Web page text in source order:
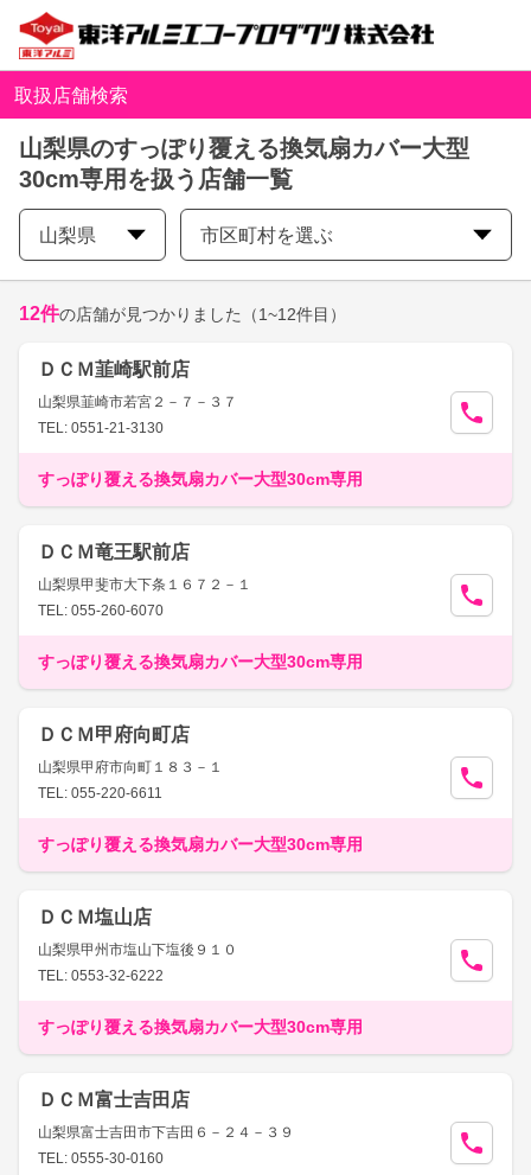
取扱店舗検索
山梨県のすっぽり覆える換気扇カバー大型
30cm専用を扱う店舗一覧
山梨県 市区町村を選ぶ
12件の店舗が見つかりました （1~12件目）
ＤＣＭ韮崎駅前店
山梨県韮崎市若宮２－７－３７
TEL: 0551-21-3130
すっぽり覆える換気扇カバー大型30cm専用
ＤＣＭ竜王駅前店
山梨県甲斐市大下条１６７２－１
TEL: 055-260-6070
すっぽり覆える換気扇カバー大型30cm専用
ＤＣＭ甲府向町店
山梨県甲府市向町１８３－１
TEL: 055-220-6611
すっぽり覆える換気扇カバー大型30cm専用
ＤＣＭ塩山店
山梨県甲州市塩山下塩後９１０
TEL: 0553-32-6222
すっぽり覆える換気扇カバー大型30cm専用
ＤＣＭ富士吉田店
山梨県富士吉田市下吉田６－２４－３９
TEL: 0555-30-0160